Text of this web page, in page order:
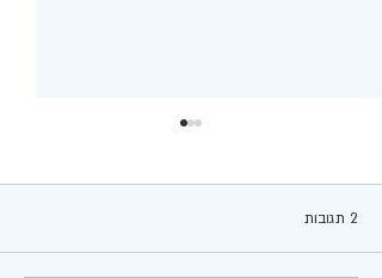
עגבניות ממולאות
2 תגובות